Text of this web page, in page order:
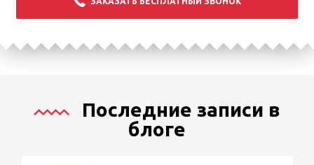
Последние записи в
блоге